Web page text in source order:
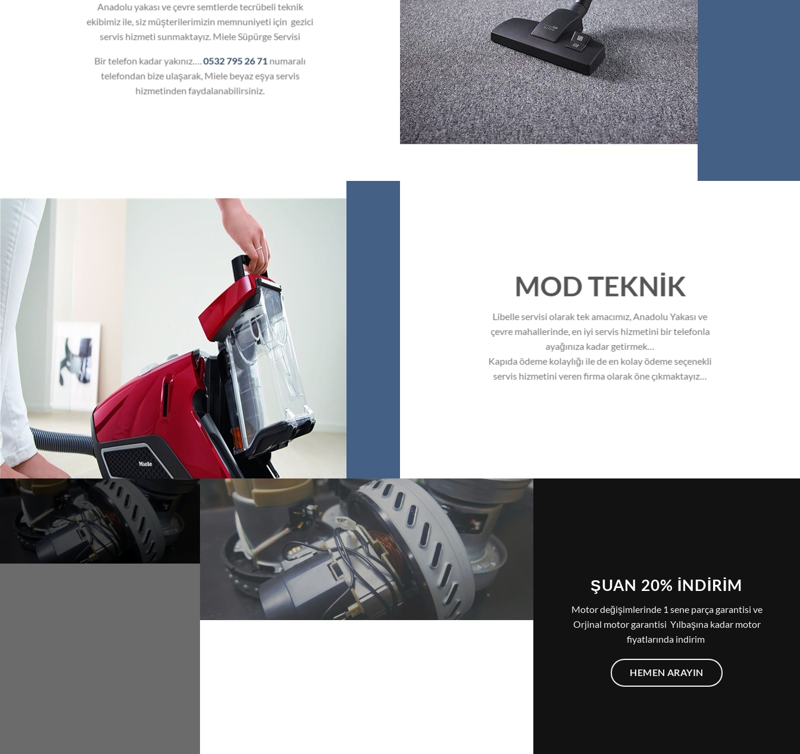
Anadolu yakası ve çevre semtlerde tecrübeli teknik
ekibimiz ile, siz müşterilerimizin memnuniyeti için gezici
servis hizmeti sunmaktayız. Miele Süpürge Servisi
Bir telefon kadar yakınız….0532 795 26 71 numaralı
telefondan bize ulaşarak, Miele beyaz eşya servis
hizmetinden faydalanabilirsiniz.
MOD TEKNİK
Libelle servisi olarak tek amacımız, Anadolu Yakası ve
çevre mahallerinde, en iyi servis hizmetini bir telefonla
ayağınıza kadar getirmek…
Kapıda ödeme kolaylığı ile de en kolay ödeme seçenekli
servis hizmetini veren firma olarak öne çıkmaktayız…
ŞUAN 20% İNDIRIM
Motor değişimlerinde 1 sene parça garantisi ve
Orjinal motor garantisi Yılbaşına kadar motor
fiyatlarında indirim
HEMEN ARAYIN